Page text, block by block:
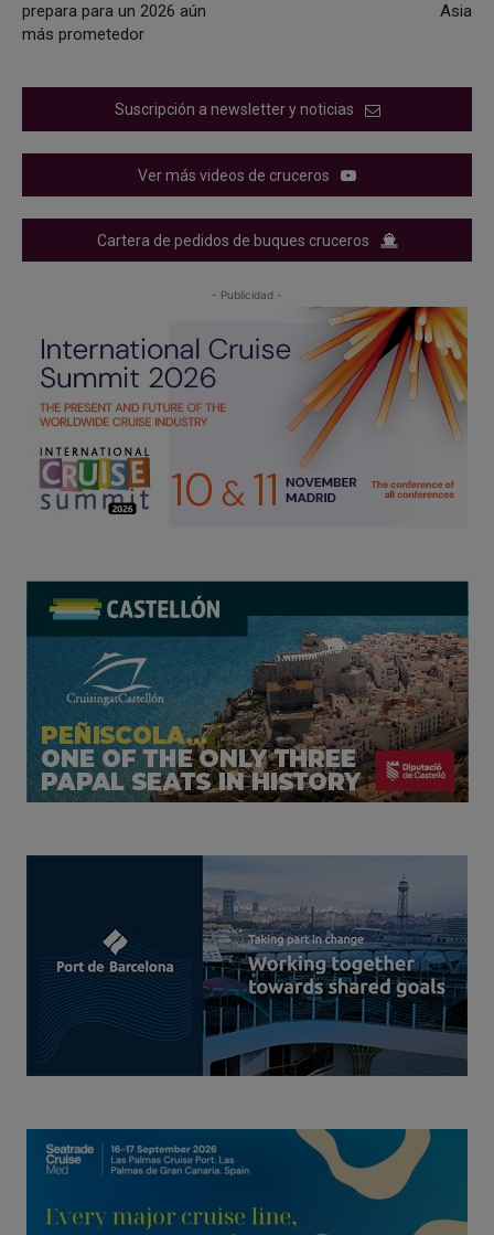
prepara para un 2026 aún
más prometedor
Asia
Suscripción a newsletter y noticias
Ver más videos de cruceros
Cartera de pedidos de buques cruceros
- Publicidad -